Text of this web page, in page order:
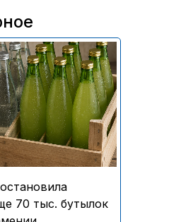
приостановили
более 70 тыс.
питьевой воды и
напитков
производства
70 тыс. бутылок